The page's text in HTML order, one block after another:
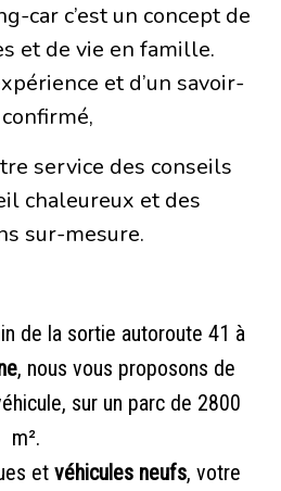
car c’est un concept de
et de vie en famille.
et d’un savoir-
service des conseils
chaleureux et des
sur-mesure.
de la sortie autoroute 41 à
, nous vous proposons de
sur un parc de 2800
m².
etvéhicules neufs, votre